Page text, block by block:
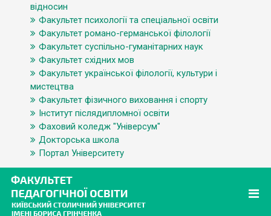
відносин
Факультет психології та спеціальної освіти
Факультет романо-германської філології
Факультет суспільно-гуманітарних наук
Факультет східних мов
Факультет української філології, культури і
мистецтва
Факультет фізичного виховання і спорту
Інститут післядипломної освіти
Фаховий коледж "Універсум"
Докторська школа
Портал Університету